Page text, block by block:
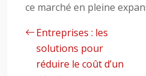
ce marché en pleine
Entreprises : les
solutions pour
réduire le coût d’un